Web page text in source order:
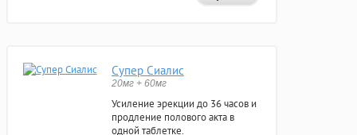
Супер Сиалис
20мг + 60мг
Усиление эрекции до 36 часов и
продление полового акта в
одной таблетке.